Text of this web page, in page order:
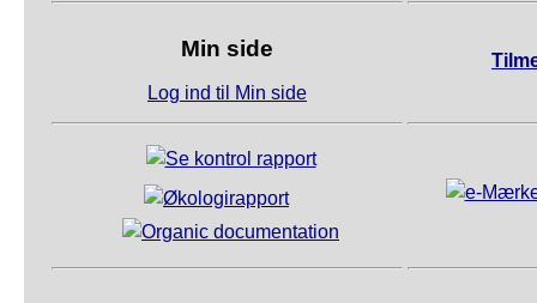
Min side
Log ind til Min side